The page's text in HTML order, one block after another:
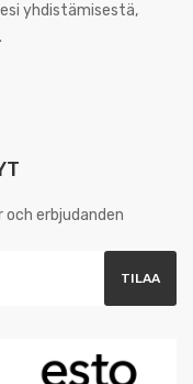
yhdistämisestä,
erbjudanden